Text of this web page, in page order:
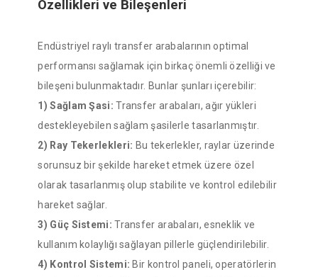
Özellikleri ve Bileşenleri
Endüstriyel raylı transfer arabalarının optimal
performansı sağlamak için birkaç önemli özelliği ve
bileşeni bulunmaktadır. Bunlar şunları içerebilir:
1) Sağlam Şasi: Transfer arabaları, ağır yükleri
destekleyebilen sağlam şasilerle tasarlanmıştır.
2) Ray Tekerlekleri: Bu tekerlekler, raylar üzerinde
sorunsuz bir şekilde hareket etmek üzere özel
olarak tasarlanmış olup stabilite ve kontrol edilebilir
hareket sağlar.
3) Güç Sistemi: Transfer arabaları, esneklik ve
kullanım kolaylığı sağlayan pillerle güçlendirilebilir.
4) Kontrol Sistemi: Bir kontrol paneli, operatörlerin